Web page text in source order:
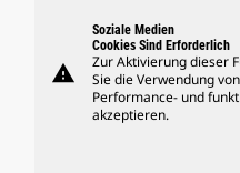
warning
Soziale Medien
Cookies Sind Erforderlich
Zur Aktivierung dieser
Sie die Verwendung
Performance- und
akzeptieren.